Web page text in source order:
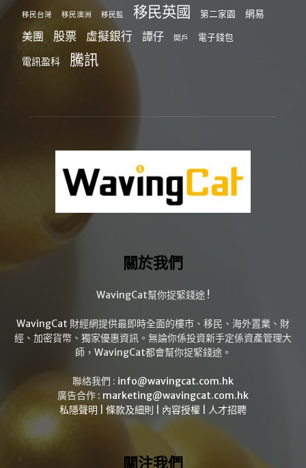
移民台灣 移民澳洲 移民監 移民英國 第二家園 網易
美團 股票 虛擬銀行 譚仔 開戶 電子錢包
電訊盈科 騰訊
關於我們
WavingCat幫你捉緊錢途 !
WavingCat 財經網提供最即時全面的樓市、移民、海外置業、財
經、加密貨幣、獨家優惠資訊。無論你係投資新手定係資產管理大
師，WavingCat都會幫你捉緊錢途。
聯絡我們 : info@wavingcat.com.hk
廣告合作 : marketing@wavingcat.com.hk
私隱聲明
條款及細則 內容授權 人才招聘
關注我們